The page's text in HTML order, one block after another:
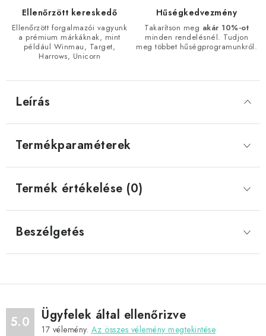
Ellenőrzött kereskedő
Ellenőrzött forgalmazói vagyunk
a prémium márkáknak, mint
például Winmau, Target,
Harrows, Unicorn
Hűségkedvezmény
Takarítson meg akár 10%-ot
minden rendelésnél. Tudjon
meg többet hűségprogramunkról.
Leírás
Termékparaméterek
Termék értékelése (0)
Beszélgetés
5.0 Ügyfelek által ellenőrizve
17 vélemény. Az összes vélemény megtekintése